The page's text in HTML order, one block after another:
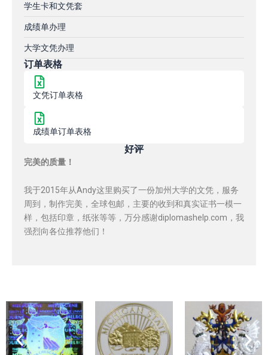
学生卡和文凭套
成绩单办理
大学文凭办理
订单表格
文凭订单表格
成绩单订单表格
好评
完美的质量！
我于2015年从Andy这里购买了一份加州大学的文凭，服务
周到，制作完美，全球包邮，主要的收到和真实证书一模一
样，包括印章，纸张等等，万分感谢diplomashelp.com，我
强烈向各位推荐他们！